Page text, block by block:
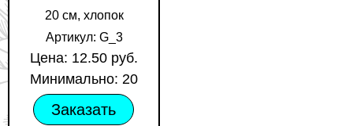
20 см, хлопок
Артикул: G_3
Цена: 12.50 руб.
Минимально: 20
Заказать